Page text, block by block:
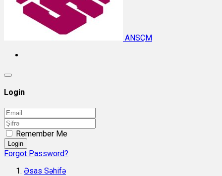
ANSÇM
Login
Remember Me
Login
Forgot Password?
Əsas Səhifə